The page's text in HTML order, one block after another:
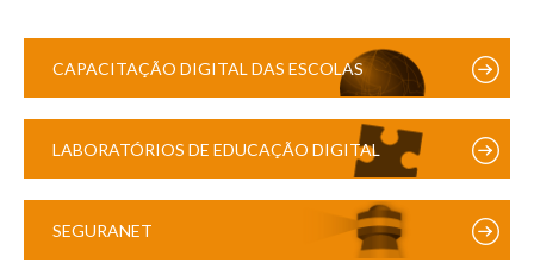
CAPACITAÇÃO DIGITAL DAS ESCOLAS
LABORATÓRIOS DE EDUCAÇÃO DIGITAL
SEGURANET